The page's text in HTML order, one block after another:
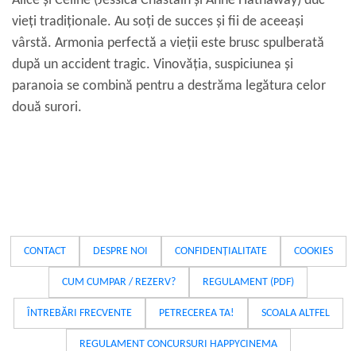
vieți tradiționale. Au soți de succes și fii de aceeași
vârstă. Armonia perfectă a vieții este brusc spulberată
după un accident tragic. Vinovăția, suspiciunea și
paranoia se combină pentru a destrăma legătura celor
două surori.
CONTACT DESPRE NOI CONFIDENȚIALITATE COOKIES
CUM CUMPAR / REZERV? REGULAMENT (PDF)
ÎNTREBĂRI FRECVENTE PETRECEREA TA! SCOALA ALTFEL
REGULAMENT CONCURSURI HAPPYCINEMA